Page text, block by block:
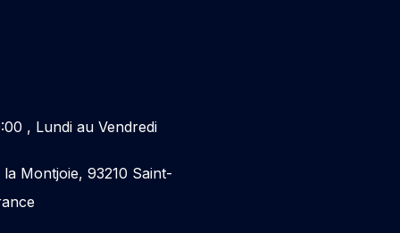
, Lundi au Vendredi
la Montjoie, 93210 Saint-